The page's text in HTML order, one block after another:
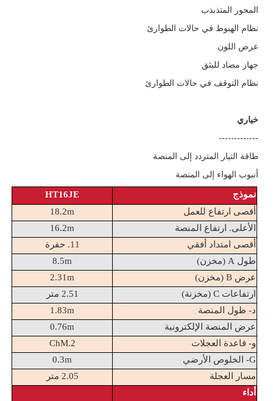
المحور المتذبذب
نظام الهبوط في حالات الطوارئ
عرض اللون
جهاز مضاد للبثق
نظام التوقف في حالات الطوارئ
خياري
-------------
طاقة التيار المتردد إلى المنصة
أنبوب الهواء إلى المنصة
نموذج
HT16JE
أقصى ارتفاع للعمل
18.2m
الأعلى. ارتفاع المنصة
16.2m
أقصى امتداد أفقي
11. حفرة
طول A (مخزن)
8.5m
عرض B (مخزن)
2.31m
ارتفاعات C (مخزنة)
2.51 متر
د- طول المنصة
1.83m
عرض المنصة الإلكترونية
0.76m
و- قاعدة العجلات
2.ChM
G- الخلوص الأرضي
0.3m
مسار العجلة
2.05 متر
أداء